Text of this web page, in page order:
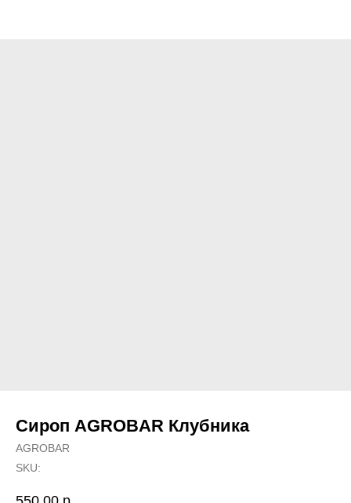
Сироп AGROBAR Клубника
AGROBAR
SKU: